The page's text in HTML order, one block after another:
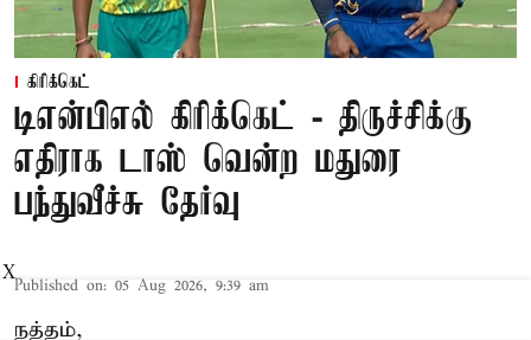
கிரிக்கெட்
டிஎன்பிஎல் கிரிக்கெட் - திருச்சிக்கு
எதிராக டாஸ் வென்ற மதுரை
பந்துவீச்சு தேர்வு
Published on: 05 Aug 2026, 9:39 am
நத்தம்,
X